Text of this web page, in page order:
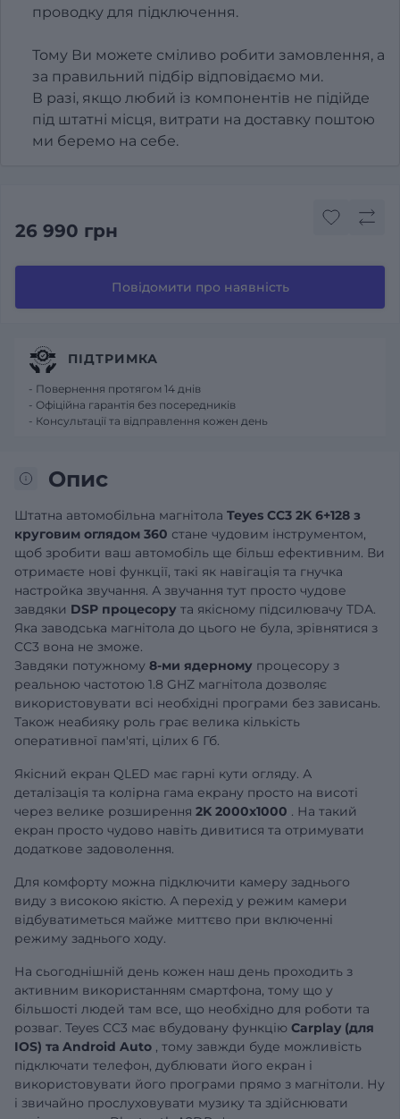
проводку для підключення.
Тому Ви можете сміливо робити замовлення, а
за правильний підбір відповідаємо ми.
В разі, якщо любий із компонентів не підійде
під штатні місця, витрати на доставку поштою
ми беремо на себе.
26 990 грн
Повідомити про наявність
Опис
Штатна автомобільна магнітола Teyes CC3 2K 6+128 з
круговим оглядом 360 стане чудовим інструментом,
щоб зробити ваш автомобіль ще більш ефективним. Ви
отримаєте нові функції, такі як навігація та гнучка
настройка звучання. А звучання тут просто чудове
завдяки DSP процесору та якісному підсилювачу TDA.
Яка заводська магнітола до цього не була, зрівнятися з
CC3 вона не зможе.
Завдяки потужному 8-ми ядерному процесору з
реальною частотою 1.8 GHZ магнітола дозволяє
використовувати всі необхідні програми без зависань.
Також неабияку роль грає велика кількість
оперативної пам'яті, цілих 6 Гб.
Якісний екран QLED має гарні кути огляду. А
деталізація та колірна гама екрану просто на висоті
через велике розширення 2K 2000x1000 . На такий
екран просто чудово навіть дивитися та отримувати
додаткове задоволення.
Для комфорту можна підключити камеру заднього
виду з високою якістю. А перехід у режим камери
відбуватиметься майже миттєво при включенні
режиму заднього ходу.
На сьогоднішній день кожен наш день проходить з
активним використанням смартфона, тому що у
більшості людей там все, що необхідно для роботи та
розваг. Teyes CC3 має вбудовану функцію Carplay (для
IOS) та Android Auto , тому завжди буде можливість
підключати телефон, дублювати його екран і
використовувати його програми прямо з магнітоли. Ну
і звичайно прослуховувати музику та здійснювати
ПІДТРИМКА
- Повернення протягом 14 днів
- Офіційна гарантія без посередників
- Консультації та відправлення кожен день